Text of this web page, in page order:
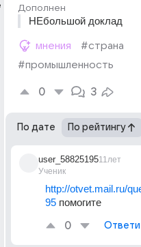
Дополнен
НЕбольшой доклад
мнения
#страна
#промышленность
0 3
По дате По рейтингу
user_58825195
Ученик
11лет
http://otvet.mail.ru/
95 помогите
0